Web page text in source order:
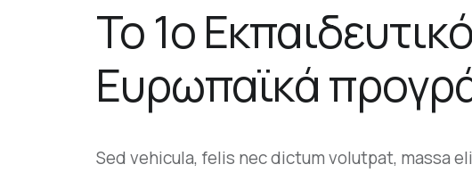
Το 1ο
Ευρωπαϊκά
Sed vehicula, felis nec dictum volutpat, massa